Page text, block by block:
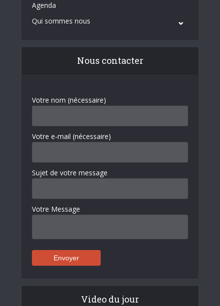
Agenda
Qui sommes nous
Nous contacter
Votre nom (nécessaire)
Votre e-mail (nécessaire)
Sujet de votre message
Votre Message
Video du jour